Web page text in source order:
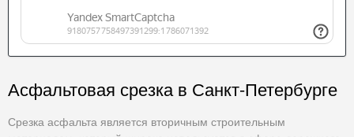
Асфальтовая срезка в Санкт-Петербурге
Срезка асфальта является вторичным строительным